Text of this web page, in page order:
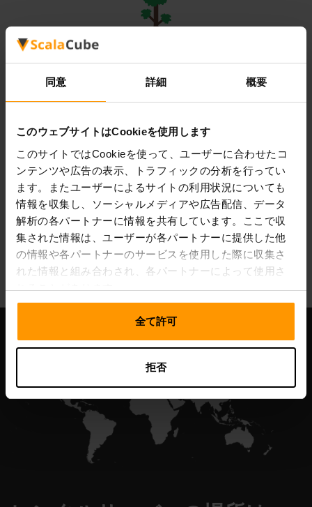
同意 詳細 概要
このウェブサイトはCookieを使用します
このサイトではCookieを使って、ユーザーに合わせたコ
ンテンツや広告の表示、トラフィックの分析を行ってい
ます。またユーザーによるサイトの利用状況についても
情報を収集し、ソーシャルメディアや広告配信、データ
解析の各パートナーに情報を共有しています。ここで収
集された情報は、ユーザーが各パートナーに提供した他
の情報や各パートナーのサービスを使用した際に収集さ
れた情報と組み合わされ、各パートナーによって使用さ
れることがあります。
全て許可
拒否
サーバーホスティング
Valheim
サーバーホスティング
All Games